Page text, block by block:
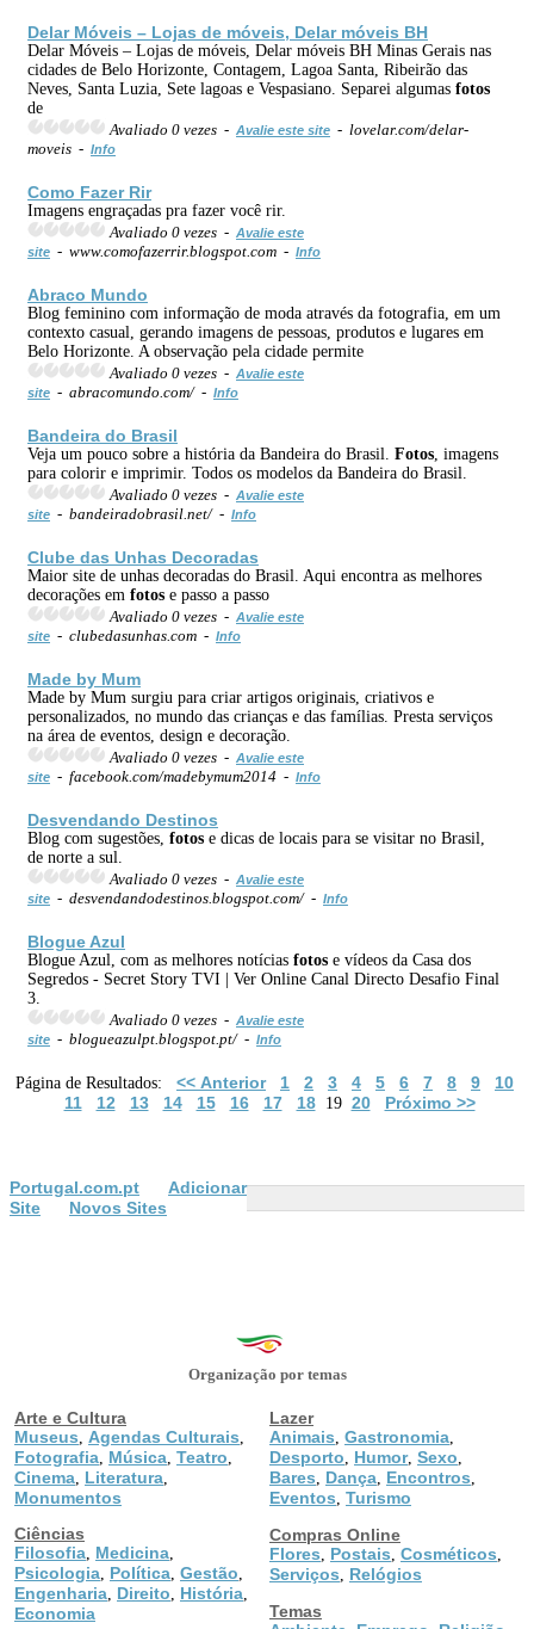
Delar Móveis – Lojas de móveis, Delar móveis BH
Delar Móveis – Lojas de móveis, Delar móveis BH Minas Gerais nas
cidades de Belo Horizonte, Contagem, Lagoa Santa, Ribeirão das
Neves, Santa Luzia, Sete lagoas e Vespasiano. Separei algumas fotos
de
Avaliado 0 vezes - Avalie este site - lovelar.com/delar-
moveis - Info
Como Fazer Rir
Imagens engraçadas pra fazer você rir.
Avaliado 0 vezes - Avalie este
site - www.comofazerrir.blogspot.com - Info
Abraco Mundo
Blog feminino com informação de moda através da fotografia, em um
contexto casual, gerando imagens de pessoas, produtos e lugares em
Belo Horizonte. A observação pela cidade permite
Avaliado 0 vezes - Avalie este
site - abracomundo.com/ - Info
Bandeira do Brasil
Veja um pouco sobre a história da Bandeira do Brasil. Fotos , imagens
para colorir e imprimir. Todos os modelos da Bandeira do Brasil.
Avaliado 0 vezes - Avalie este
site - bandeiradobrasil.net/ - Info
Clube das Unhas Decoradas
Maior site de unhas decoradas do Brasil. Aqui encontra as melhores
decorações em fotos e passo a passo
Avaliado 0 vezes - Avalie este
site - clubedasunhas.com - Info
Made by Mum
Made by Mum surgiu para criar artigos originais, criativos e
personalizados, no mundo das crianças e das famílias. Presta serviços
na área de eventos, design e decoração.
Avaliado 0 vezes - Avalie este
site - facebook.com/madebymum2014 - Info
Desvendando Destinos
Blog com sugestões, fotos e dicas de locais para se visitar no Brasil,
de norte a sul.
Avaliado 0 vezes - Avalie este
site - desvendandodestinos.blogspot.com/ - Info
Blogue Azul
Blogue Azul, com as melhores notícias fotos e vídeos da Casa dos
Segredos - Secret Story TVI | Ver Online Canal Directo Desafio Final
3.
Avaliado 0 vezes - Avalie este
site - blogueazulpt.blogspot.pt/ - Info
Página de Resultados: << Anterior 1 2 3 4 5 6 7 8 9
10
11
12 13 14 15 16 17 1819 20 Próximo >>
Portugal.com.pt
Adicionar
Site
Novos Sites
Organização por temas
Arte e Cultura
Museus
Agendas Culturais
Fotografia Música Teatro
Cinema Literatura
Monumentos
Ciências
Filosofia Medicina
Psicologia Política Gestão
Engenharia Direito História
Economia
Lazer
Animais Gastronomia
Desporto Humor, Sexo
Bares Dança Encontros
Eventos Turismo
Compras Online
Flores
Postais Cosméticos
Serviços
Relógios
Temas